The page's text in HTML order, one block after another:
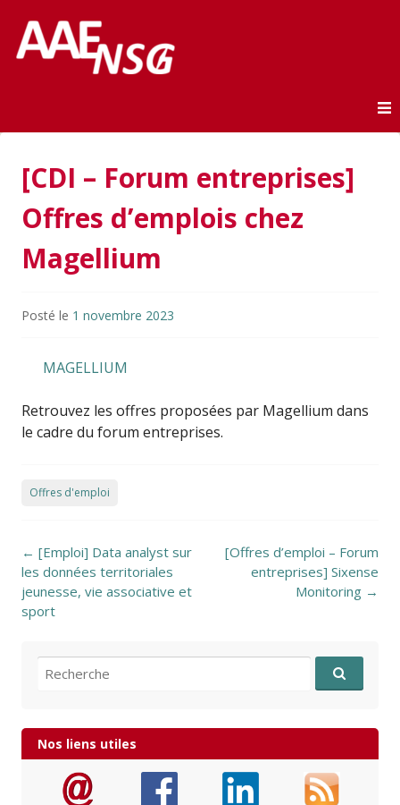
AAE-ENSG
[CDI – Forum entreprises]
Offres d’emplois chez
Magellium
Posté le 1 novembre 2023
MAGELLIUM
Retrouvez les offres proposées par Magellium dans
le cadre du forum entreprises.
Offres d'emploi
Post navigation
← [Emploi] Data analyst sur
les données territoriales
jeunesse, vie associative et
sport
[Offres d’emploi – Forum
entreprises] Sixense
Monitoring →
Recherche pour:
Nos liens utiles